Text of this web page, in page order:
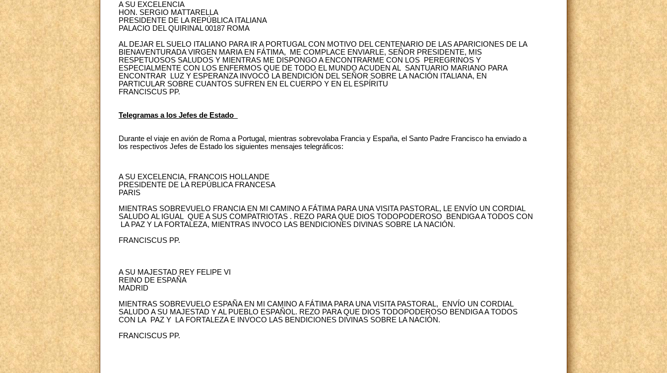
A SU EXCELENCIA
HON. SERGIO MATTARELLA
PRESIDENTE DE LA REPÚBLICA ITALIANA
PALACIO DEL QUIRINAL 00187 ROMA
AL DEJAR EL SUELO ITALIANO PARA IR A PORTUGAL CON MOTIVO DEL CENTENARIO DE LAS APARICIONES DE LA
BIENAVENTURADA VIRGEN MARIA EN FÁTIMA, ME COMPLACE ENVIARLE, SEÑOR PRESIDENTE, MIS
RESPETUOSOS SALUDOS Y MIENTRAS ME DISPONGO A ENCONTRARME CON LOS PEREGRINOS Y
ESPECIALMENTE CON LOS ENFERMOS QUE DE TODO EL MUNDO ACUDEN AL SANTUARIO MARIANO PARA
ENCONTRAR LUZ Y ESPERANZA INVOCO LA BENDICIÓN DEL SEÑOR SOBRE LA NACIÓN ITALIANA, EN
PARTICULAR SOBRE CUANTOS SUFREN EN EL CUERPO Y EN EL ESPÍRITU
FRANCISCUS PP.
Telegramas a los Jefes de Estado
Durante el viaje en avión de Roma a Portugal, mientras sobrevolaba Francia y España, el Santo Padre Francisco ha enviado a
los respectivos Jefes de Estado los siguientes mensajes telegráficos:
A SU EXCELENCIA, FRANCOIS HOLLANDE
PRESIDENTE DE LA REPÚBLICA FRANCESA
PARIS
MIENTRAS SOBREVUELO FRANCIA EN MI CAMINO A FÁTIMA PARA UNA VISITA PASTORAL, LE ENVÍO UN CORDIAL
SALUDO AL IGUAL QUE A SUS COMPATRIOTAS . REZO PARA QUE DIOS TODOPODEROSO BENDIGA A TODOS CON
LA PAZ Y LA FORTALEZA, MIENTRAS INVOCO LAS BENDICIONES DIVINAS SOBRE LA NACIÓN.
FRANCISCUS PP.
A SU MAJESTAD REY FELIPE VI
REINO DE ESPAÑA
MADRID
MIENTRAS SOBREVUELO ESPAÑA EN MI CAMINO A FÁTIMA PARA UNA VISITA PASTORAL, ENVÍO UN CORDIAL
SALUDO A SU MAJESTAD Y AL PUEBLO ESPAÑOL. REZO PARA QUE DIOS TODOPODEROSO BENDIGA A TODOS
CON LA PAZ Y LA FORTALEZA E INVOCO LAS BENDICIONES DIVINAS SOBRE LA NACIÓN.
FRANCISCUS PP.